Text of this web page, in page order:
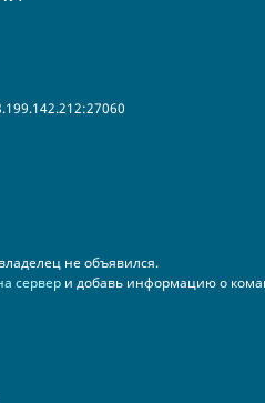
не объявился.
сервери добавь информацию о